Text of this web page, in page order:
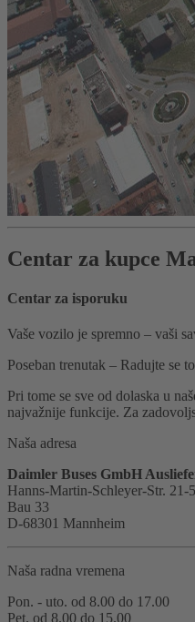
Centar za kupce
Centar za isporuku
Vaše vozilo je spremno – vaši
Poseban trenutak – Radujte se
Pri tome se sve od dolaska u
najvažnije funkcije. Za
Naša adresa
Daimler Buses GmbH
Hanns-Martin-Schleyer-Str. 21-
Bau 33
D-68301 Mannheim
Naša radna vremena
Pon. - uto. od 8.00 do 17.00
Pet. od 8.00 do 15.00